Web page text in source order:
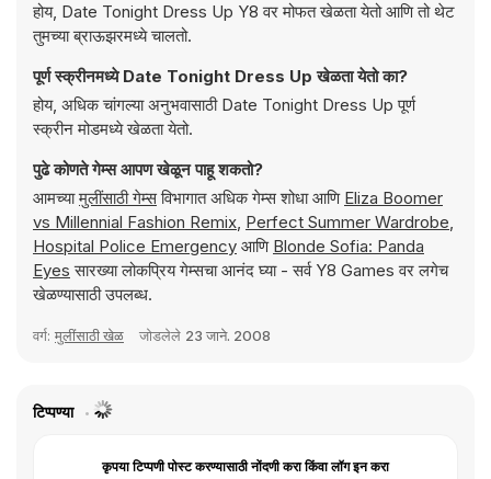
होय, Date Tonight Dress Up Y8 वर मोफत खेळता येतो आणि तो थेट
तुमच्या ब्राऊझरमध्ये चालतो.
पूर्ण स्क्रीनमध्ये Date Tonight Dress Up खेळता येतो का?
होय, अधिक चांगल्या अनुभवासाठी Date Tonight Dress Up पूर्ण
स्क्रीन मोडमध्ये खेळता येतो.
पुढे कोणते गेम्स आपण खेळून पाहू शकतो?
आमच्यामुलींसाठी गेम्सविभागात अधिक गेम्स शोधा आणि Eliza Boomer
vs Millennial Fashion Remix, Perfect Summer Wardrobe,
Hospital Police Emergency आणि Blonde Sofia: Panda
Eyes सारख्या लोकप्रिय गेम्सचा आनंद घ्या - सर्व Y8 Games वर लगेच
खेळण्यासाठी उपलब्ध.
वर्ग: मुलींसाठी खेळ जोडलेले 23 जाने. 2008
टिप्पण्या
कृपया टिप्पणी पोस्ट करण्यासाठी नोंदणी करा किंवा लॉग इन करा